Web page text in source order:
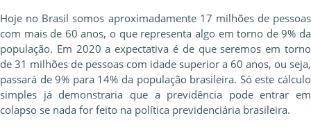
Hoje no Brasil somos aproximadamente 17 milhões de pessoas
com mais de 60 anos, o que representa algo em torno de 9% da
população. Em 2020 a expectativa é de que seremos em torno
de 31 milhões de pessoas com idade superior a 60 anos, ou seja,
passará de 9% para 14% da população brasileira. Só este cálculo
simples já demonstraria que a previdência pode entrar em
colapso se nada for feito na política previdenciária brasileira.